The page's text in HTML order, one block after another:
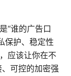
“谁的广告口
保护、稳定性
应该让你在不
可控的加密强